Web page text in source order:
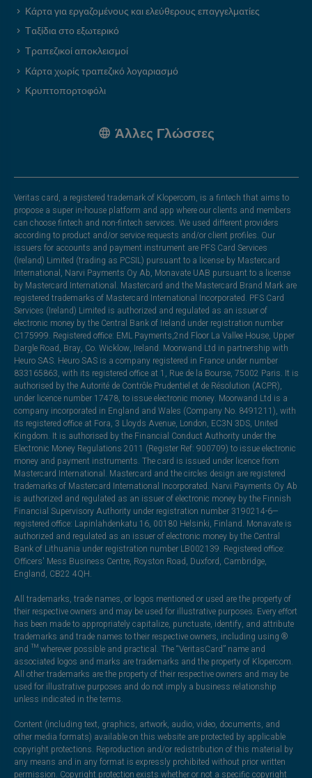
Κάρτα για εργαζομένους και ελεύθερους επαγγελματίες
Ταξίδια στο εξωτερικό
Τραπεζικοί αποκλεισμοί
Κάρτα χωρίς τραπεζικό λογαριασμό
Κρυπτοπορτοφόλι
Άλλες Γλώσσες
Veritas card, a registered trademark of Klopercom, is a fintech that aims to
propose a super in-house platform and app where our clients and members
can choose fintech and non-fintech services. We used different providers
according to product and/or service requests and/or client profiles. Our
issuers for accounts and payment instrument are PFS Card Services
(Ireland) Limited (trading as PCSIL) pursuant to a license by Mastercard
International, Narvi Payments Oy Ab, Monavate UAB pursuant to a license
by Mastercard International. Mastercard and the Mastercard Brand Mark are
registered trademarks of Mastercard International Incorporated. PFS Card
Services (Ireland) Limited is authorized and regulated as an issuer of
electronic money by the Central Bank of Ireland under registration number
C175999. Registered office: EML Payments,2nd Floor La Vallee House, Upper
Dargle Road, Bray, Co. Wicklow, Ireland. Moorwand Ltd in partnership with
Heuro SAS. Heuro SAS is a company registered in France under number
833165863, with its registered office at 1, Rue de la Bourse, 75002 Paris. It is
authorised by the Autorité de Contrôle Prudentiel et de Résolution (ACPR),
under licence number 17478, to issue electronic money. Moorwand Ltd is a
company incorporated in England and Wales (Company No. 8491211), with
its registered office at Fora, 3 Lloyds Avenue, London, EC3N 3DS, United
Kingdom. It is authorised by the Financial Conduct Authority under the
Electronic Money Regulations 2011 (Register Ref: 900709) to issue electronic
money and payment instruments. The card is issued under licence from
Mastercard International. Mastercard and the circles design are registered
trademarks of Mastercard International Incorporated. Narvi Payments Oy Ab
is authorized and regulated as an issuer of electronic money by the Finnish
Financial Supervisory Authority under registration number 3190214-6—
registered office: Lapinlahdenkatu 16, 00180 Helsinki, Finland. Monavate is
authorized and regulated as an issuer of electronic money by the Central
Bank of Lithuania under registration number LB002139. Registered office:
Officers' Mess Business Centre, Royston Road, Duxford, Cambridge,
England, CB22 4QH.
All trademarks, trade names, or logos mentioned or used are the property of
their respective owners and may be used for illustrative purposes. Every effort
has been made to appropriately capitalize, punctuate, identify, and attribute
trademarks and trade names to their respective owners, including using ®
and ™ wherever possible and practical. The “VeritasCard” name and
associated logos and marks are trademarks and the property of Klopercom.
All other trademarks are the property of their respective owners and may be
used for illustrative purposes and do not imply a business relationship
unless indicated in the terms.
Content (including text, graphics, artwork, audio, video, documents, and
other media formats) available on this website are protected by applicable
copyright protections. Reproduction and/or redistribution of this material by
any means and in any format is expressly prohibited without prior written
permission. Copyright protection exists whether or not a specific copyright